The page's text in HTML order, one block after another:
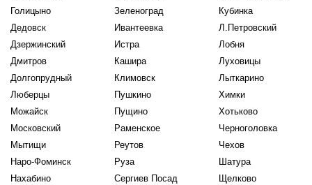
Голицыно
Дедовск
Дзержинский
Дмитров
Долгопрудный
Зеленоград
Ивантеевка
Истра
Кашира
Климовск
Кубинка
Л.Петровский
Лобня
Луховицы
Лыткарино
Люберцы
Можайск
Московский
Мытищи
Наро-Фоминск
Нахабино
Пушкино
Пущино
Раменское
Реутов
Руза
Сергиев Посад
Химки
Хотьково
Черноголовка
Чехов
Шатура
Щелково